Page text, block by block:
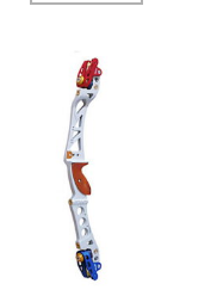
has
multiple
variants.
options
may
be
chosen
on